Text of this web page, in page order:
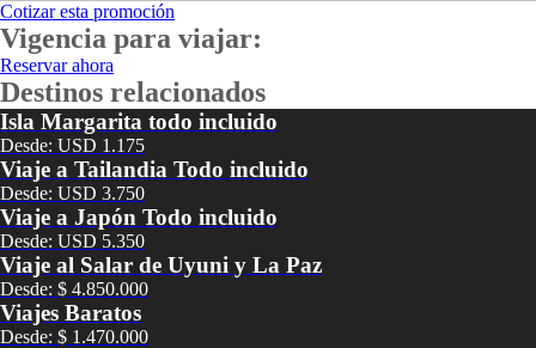
Cotizar esta promoción
Vigencia para viajar:
Reservar ahora
Destinos relacionados
Isla Margarita todo incluido
Desde: USD 1.175
Viaje a Tailandia Todo incluido
Desde: USD 3.750
Viaje a Japón Todo incluido
Desde: USD 5.350
Viaje al Salar de Uyuni y La Paz
Desde: $ 4.850.000
Viajes Baratos
Desde: $ 1.470.000